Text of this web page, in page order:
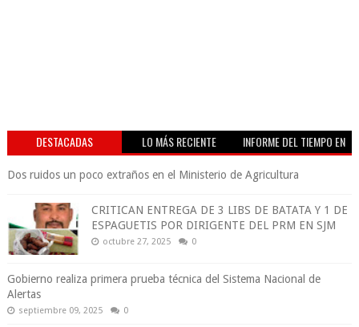
DESTACADAS LO MÁS RECIENTE
INFORME DEL TIEMPO EN
Dos ruidos un poco extraños en el Ministerio de Agricultura
CRITICAN ENTREGA DE 3 LIBS DE BATATA Y 1 DE
ESPAGUETIS POR DIRIGENTE DEL PRM EN SJM
octubre 27, 2025 0
Gobierno realiza primera prueba técnica del Sistema Nacional de
Alertas
septiembre 09, 2025 0